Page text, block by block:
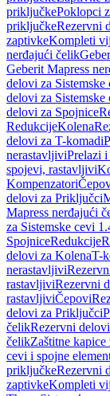
priključkePoklopci
priključkeRezervni
zaptivkeKompleti
nerđajući čelik
Geberit Mapress
delovi za Sistemske
delovi za Sistemske
delovi za Spojnice
RedukcijeKolena
delovi za T-komadi
nerastavljiviPrelazi
spojevi, rastavljivi
Kompenzatori
delovi za Priključci
Mapress nerđajući
za Sistemske cevi
SpojniceRedukcije
delovi za KolenaT-
nerastavljivi
rastavljiviRezervni
rastavljiviČepovi
delovi za Priključci
čelikRezervni
čelikZaštitne kapice
cevi i spojne
priključkeRezervni
zaptivkeKompleti